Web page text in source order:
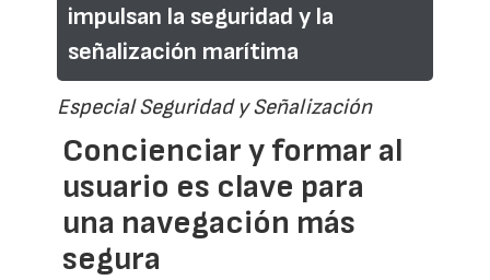
impulsan la seguridad y la
señalización marítima
Especial Seguridad y Señalización
Concienciar y formar al
usuario es clave para
una navegación más
segura